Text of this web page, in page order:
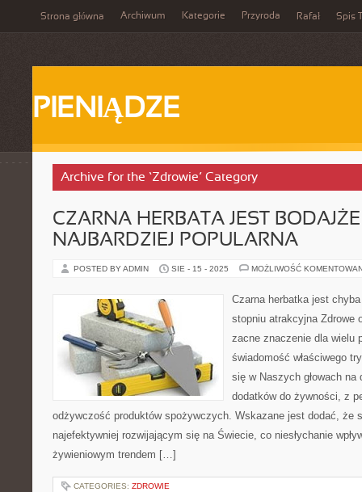
Strona główna Archiwum Kategorie Przyroda Rafał Spis
PIENIĄDZE
Archive for the ‘Zdrowie’ Category
CZARNA HERBATA JEST
NAJBARDZIEJ POPULARNA
POSTED BY ADMIN SIE - 15 - 2025 MOŻLIWOŚĆ
Czarna herbatka jest
stopniu atrakcyjna Zdrowe
zacne znaczenie dla wielu
świadomość właściwego
się w Naszych głowach
dodatków do żywności, z
odżywczość produktów spożywczych. Wskazane jest dodać, że
najefektywniej rozwijającym się na Świecie, co niesłychanie
żywieniowym trendem […]
CATEGORIES: ZDROWIE